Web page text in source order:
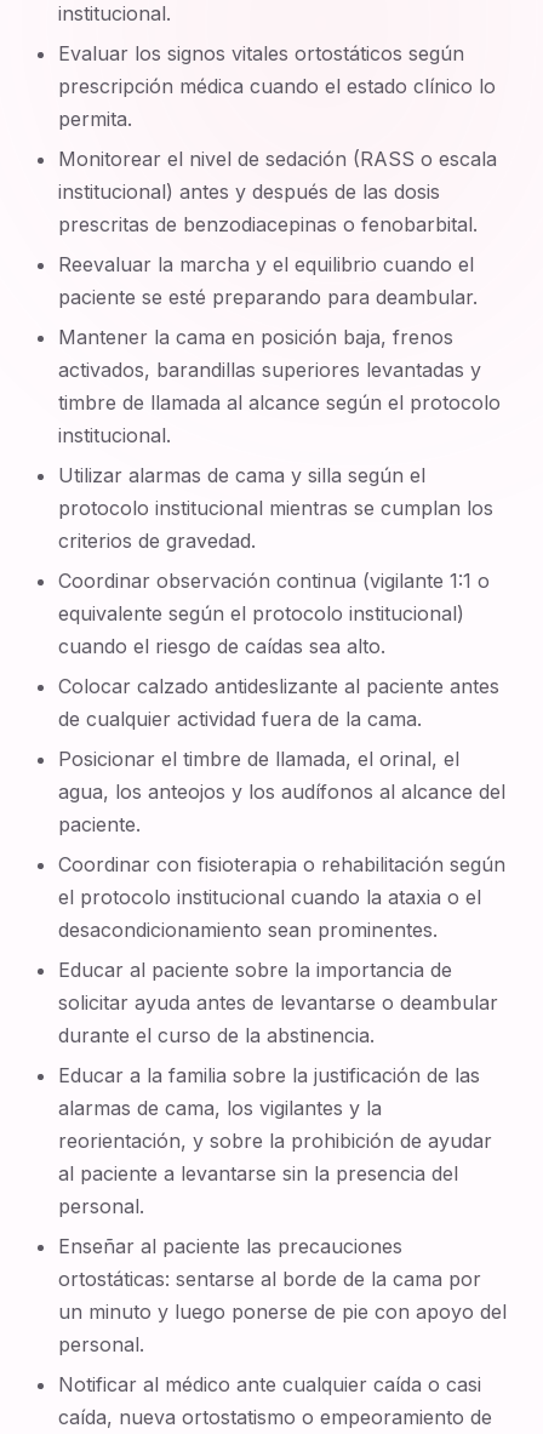
institucional.
Evaluar los signos vitales ortostáticos según
prescripción médica cuando el estado clínico lo
permita.
Monitorear el nivel de sedación (RASS o escala
institucional) antes y después de las dosis
prescritas de benzodiacepinas o fenobarbital.
Reevaluar la marcha y el equilibrio cuando el
paciente se esté preparando para deambular.
Mantener la cama en posición baja, frenos
activados, barandillas superiores levantadas y
timbre de llamada al alcance según el protocolo
institucional.
Utilizar alarmas de cama y silla según el
protocolo institucional mientras se cumplan los
criterios de gravedad.
Coordinar observación continua (vigilante 1:1 o
equivalente según el protocolo institucional)
cuando el riesgo de caídas sea alto.
Colocar calzado antideslizante al paciente antes
de cualquier actividad fuera de la cama.
Posicionar el timbre de llamada, el orinal, el
agua, los anteojos y los audífonos al alcance del
paciente.
Coordinar con fisioterapia o rehabilitación según
el protocolo institucional cuando la ataxia o el
desacondicionamiento sean prominentes.
Educar al paciente sobre la importancia de
solicitar ayuda antes de levantarse o deambular
durante el curso de la abstinencia.
Educar a la familia sobre la justificación de las
alarmas de cama, los vigilantes y la
reorientación, y sobre la prohibición de ayudar
al paciente a levantarse sin la presencia del
personal.
Enseñar al paciente las precauciones
ortostáticas: sentarse al borde de la cama por
un minuto y luego ponerse de pie con apoyo del
personal.
Notificar al médico ante cualquier caída o casi
caída, nueva ortostatismo o empeoramiento de